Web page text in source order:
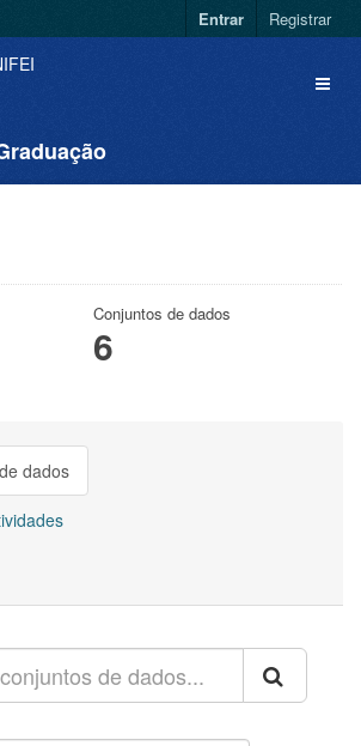
Entrar Registrar
Conjuntos de dados
6
dados